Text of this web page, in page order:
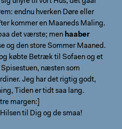
endnu hverken Døre eller
kommer en Maaneds Maling.
det værste; men haaber
og den store Sommer Maaned.
købte Betræk til Sofaen og et
næsten som
Jeg har det rigtig godt,
Tiden er tidt saa lang.
margen:]
til Dig og de smaa!